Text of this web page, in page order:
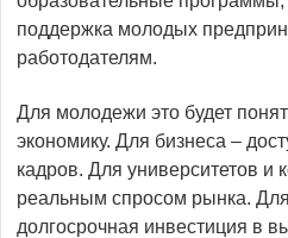
поддержка молодых
работодателям.
Для молодежи это будет
экономику. Для бизнеса –
кадров. Для университетов и
реальным спросом рынка.
долгосрочная инвестиция в